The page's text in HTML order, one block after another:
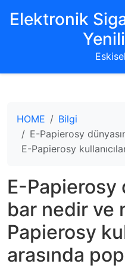
Elektronik
HOME
Bilgi
E-Papierosy
E-Papierosy
E-Papierosy
bar nedir ve
Papierosy
arasında